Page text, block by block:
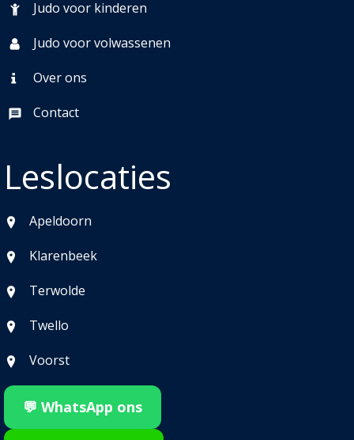
Judo voor kinderen
Judo voor volwassenen
Over ons
Contact
Leslocaties
Apeldoorn
Klarenbeek
Terwolde
Twello
Voorst
💬 WhatsApp ons